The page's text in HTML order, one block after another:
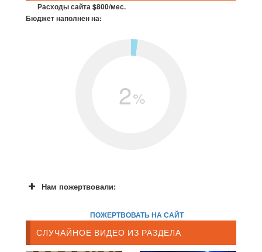
Расходы сайта $800/мес.
Бюджет наполнен на:
2%
Нам пожертвовали:
ПОЖЕРТВОВАТЬ НА САЙТ
СЛУЧАЙНОЕ ВИДЕО ИЗ РАЗДЕЛА